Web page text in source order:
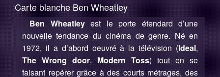
Programme
Invités
Expositions
Plus d'informations
Carte blanche Ben Wheatley
Ben Wheatleyest le porte étendard d’une
nouvelle tendance du cinéma de genre. Né en
1972, il a d’abord oeuvré à la télévision (Ideal,
The Wrong door, Modern Toss) tout en se
faisant repérer grâce à des courts métrages, des